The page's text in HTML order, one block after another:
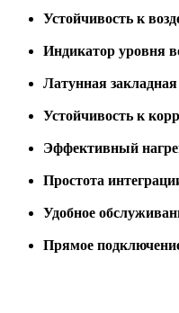
Устойчивость к
Индикатор уровня
Латунная
Устойчивость к
Эффективный
Простота
Удобное
Прямое